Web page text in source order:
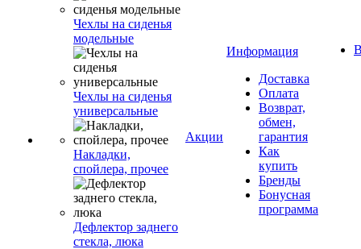
Чехлы на сиденья
модельные
Чехлы на сиденья
универсальные
Накладки,
спойлера, прочее
Дефлектор заднего
стекла, люка
Акции
Информация
Доставка
Оплата
Возврат,
обмен,
гарантия
Как
купить
Бренды
Бонусная
программа